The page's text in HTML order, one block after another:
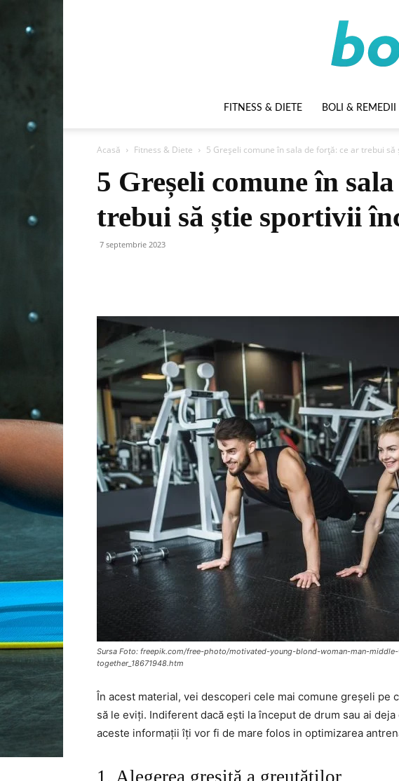
FITNESS & DIETE BOLI & REMEDII
Acasă Fitness & Diete 5 Greșeli comune în sala de forță: ce ar trebui să
5 Greșeli comune în
trebui să știe sportivii
7 septembrie 2023
Sursa Foto: freepik.com/free-photo/motivated-young-blond-woman-man-
together_18671948.htm
În acest material, vei descoperi cele mai comune greșeli pe
să le eviți. Indiferent dacă ești la început de drum sau ai
aceste informații îți vor fi de mare folos in optimizarea
1. Alegerea greșită a greutăților